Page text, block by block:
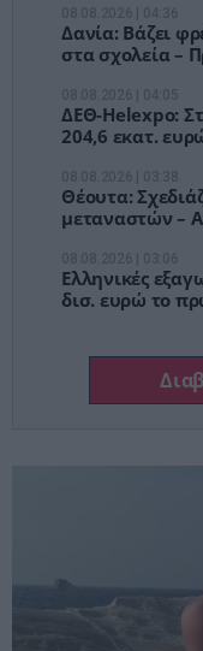
Δανία: Βάζει
στα σχολεία –
ΔΕΘ-Helexpo:
204,6 εκατ.
Θέουτα:
μεταναστών –
Ελληνικές
δισ. ευρώ το